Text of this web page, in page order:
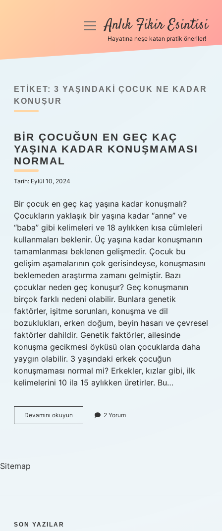
Anasayfa
Yasal Uyarı
menüyüAnlık Fikir Esintisi
Hayatına neşe katan pratik öneriler!
ETIKET: 3 YAŞINDAKI ÇOCUK NE KADAR
KONUŞUR
BIR ÇOCUĞUN EN GEÇ KAÇ
YAŞINA KADAR KONUŞMAMASI
NORMAL
Tarih: Eylül 10, 2024
Bir çocuk en geç kaç yaşına kadar konuşmalı?
Çocukların yaklaşık bir yaşına kadar “anne” ve
“baba” gibi kelimeleri ve 18 aylıkken kısa cümleleri
kullanmaları beklenir. Üç yaşına kadar konuşmanın
tamamlanması beklenen gelişmedir. Çocuk bu
gelişim aşamalarının çok gerisindeyse, konuşmasını
beklemeden araştırma zamanı gelmiştir. Bazı
çocuklar neden geç konuşur? Geç konuşmanın
birçok farklı nedeni olabilir. Bunlara genetik
faktörler, işitme sorunları, konuşma ve dil
bozuklukları, erken doğum, beyin hasarı ve çevresel
faktörler dahildir. Genetik faktörler, ailesinde
konuşma gecikmesi öyküsü olan çocuklarda daha
yaygın olabilir. 3 yaşındaki erkek çocuğun
konuşmaması normal mi? Erkekler, kızlar gibi, ilk
kelimelerini 10 ila 15 aylıkken üretirler. Bu…
Devamını okuyun
Çocuğun
2 Yorum
Sitemap
SON YAZILAR